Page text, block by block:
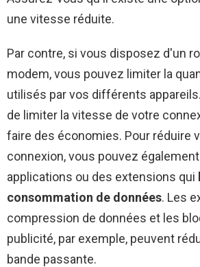
une vitesse réduite.
Par contre, si vous disposez d'un
modem, vous pouvez limiter la
utilisés par vos différents
de limiter la vitesse de votre
faire des économies. Pour réduire
connexion, vous pouvez
applications ou des extensions qui
consommation de données. Les
compression de données et les
publicité, par exemple, peuvent
bande passante.